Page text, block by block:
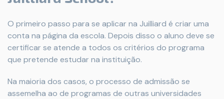
O primeiro passo para se aplicar na Juilliard é criar uma
conta na página da escola. Depois disso o aluno deve se
certificar se atende a todos os critérios do programa
que pretende estudar na instituição.
Na maioria dos casos, o processo de admissão se
assemelha ao de programas de outras universidades